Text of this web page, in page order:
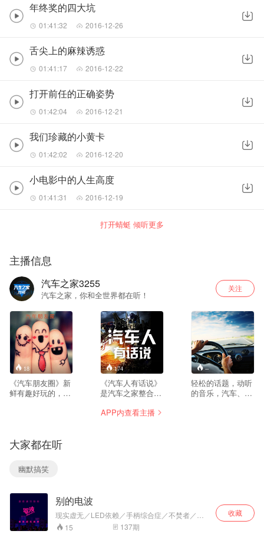
年终奖的四大坑
01:41:32 2016-12-26
舌尖上的麻辣诱惑
01:41:17 2016-12-22
打开前任的正确姿势
01:42:04 2016-12-21
我们珍藏的小黄卡
01:42:02 2016-12-20
小电影中的人生高度
01:41:31 2016-12-19
打开蜻蜓 倾听更多
主播信息
汽车之家3255
汽车之家，你和全世界都在听！
关注
18
《汽车朋友圈》新
鲜有趣好玩的，都
174
《汽车人有话说》
是汽车之家整合了
请业内知名专业人
顾知识性及娱乐
性，在互动的过程
中，既有寓教于乐
--
轻松的话题，动听
的音乐，汽车、生
APP内查看主播
大家都在听
幽默搞笑
别的电波
现实虚无／LED依赖／手柄综合症／不焚者／游
戏脑／ MTV台／沙盒自闭者..... 对于流行文化的
一切，我们想来点儿 “别的”！
15 137期
收藏